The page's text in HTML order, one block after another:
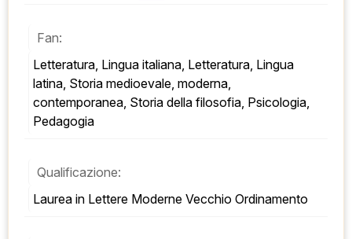
Fan:
Letteratura, Lingua italiana, Letteratura, Lingua
latina, Storia medioevale, moderna,
contemporanea, Storia della filosofia, Psicologia,
Pedagogia
Qualificazione:
Laurea in Lettere Moderne Vecchio Ordinamento